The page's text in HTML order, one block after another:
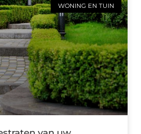
WONING EN TUIN